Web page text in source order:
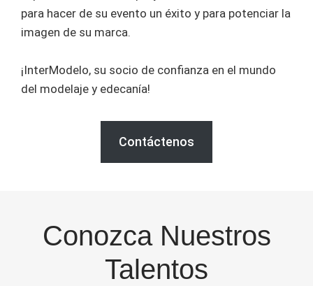
para hacer de su evento un éxito y para potenciar la
imagen de su marca.
¡InterModelo, su socio de confianza en el mundo
del modelaje y edecanía!
Contáctenos
Conozca Nuestros
Talentos